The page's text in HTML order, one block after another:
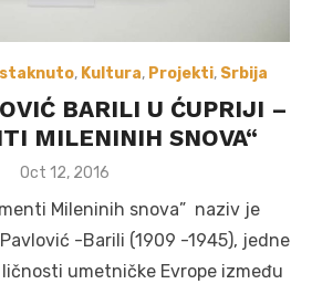
Istaknuto, Kultura, Projekti, Srbija
BARILI U ĆUPRIJI –
MILENINIH SNOVA“
Posted
Oct 12, 2016
Mileninih snova” naziv je
-Barili (1909 -1945), jedne
umetničke Evrope između